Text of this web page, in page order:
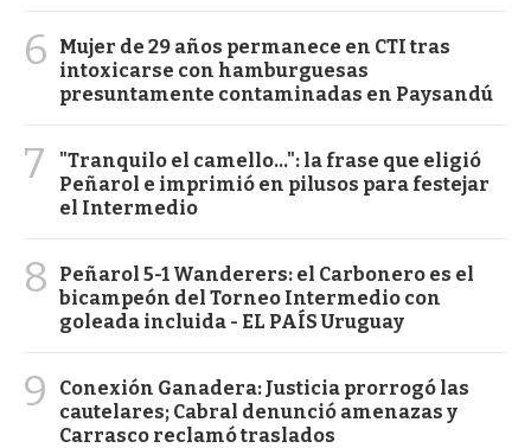
6
Mujer de 29 años permanece en CTI tras
intoxicarse con hamburguesas
presuntamente contaminadas en Paysandú
7
"Tranquilo el camello...": la frase que eligió
Peñarol e imprimió en pilusos para festejar
el Intermedio
8
Peñarol 5-1 Wanderers: el Carbonero es el
bicampeón del Torneo Intermedio con
goleada incluida - EL PAÍS Uruguay
9
Conexión Ganadera: Justicia prorrogó las
cautelares; Cabral denunció amenazas y
Carrasco reclamó traslados